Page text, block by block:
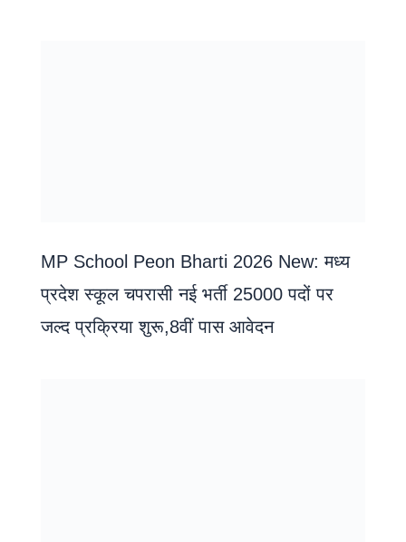
MP School Peon Bharti 2026 New: मध्य
प्रदेश स्कूल चपरासी नई भर्ती 25000 पदों पर
जल्द प्रक्रिया शुरू,8वीं पास आवेदन